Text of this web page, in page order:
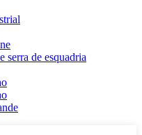
serra de esquadria